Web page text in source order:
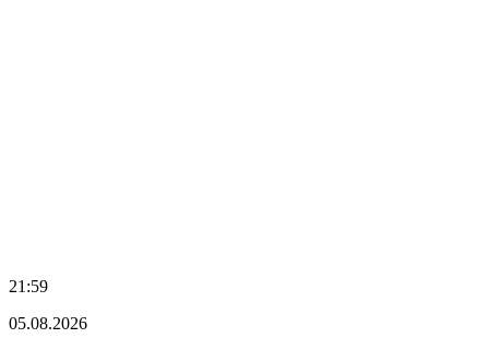
21:59
05.08.2026